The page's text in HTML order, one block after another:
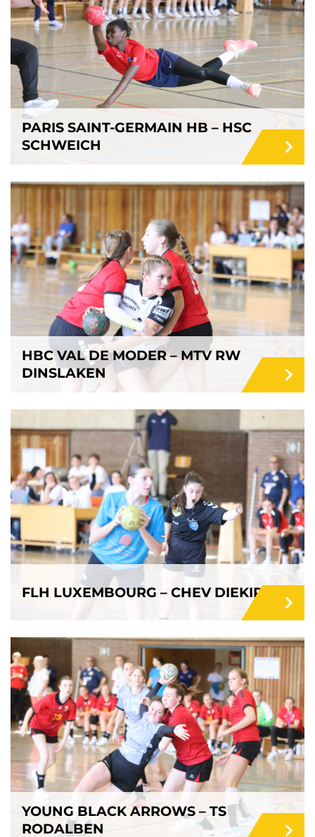
PARIS SAINT-GERMAIN HB – HSC
SCHWEICH
HBC VAL DE MODER – MTV RW
DINSLAKEN
FLH LUXEMBOURG – CHEV DIEKIRCH
YOUNG BLACK ARROWS – TS
RODALBEN